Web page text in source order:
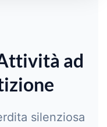
ad
silenziosa